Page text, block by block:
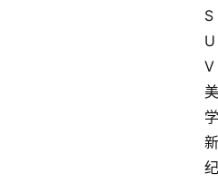
S
U
V
美
学
新
纪